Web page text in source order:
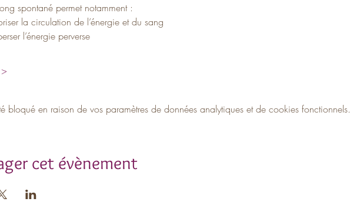
spontané permet notamment :
la circulation de l’énergie et du sang
l’énergie perverse
bloqué en raison de vos paramètres de données analytiques et de cookies fonctionnels.
cet évènement